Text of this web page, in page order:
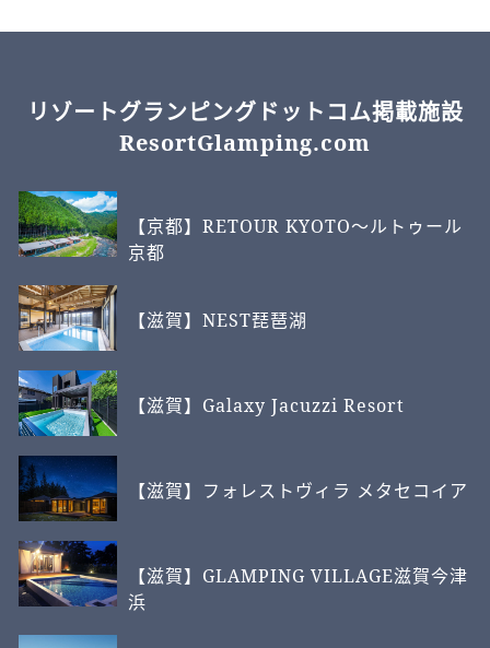
リゾートグランピングドットコム掲載施設
ResortGlamping.com
【京都】RETOUR KYOTO～ルトゥール
京都
【滋賀】NEST琵琶湖
【滋賀】Galaxy Jacuzzi Resort
【滋賀】フォレストヴィラ メタセコイア
【滋賀】GLAMPING VILLAGE滋賀今津
浜